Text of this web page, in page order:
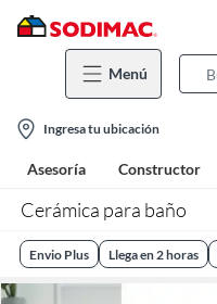
Menú
location-
icon
Ingresa tu ubicación
Asesoría Constructor
Cerámica para baño
Envio Plus Llega en 2 horas